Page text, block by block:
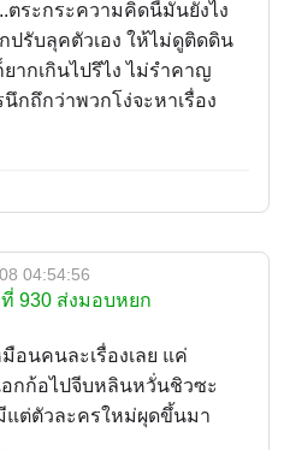
ตระกระความคิดนี้มันยังไง
ปรับลุคตัวเอง ให้ไม่ดูติดดิน
ากเกินไปรึไง ไม่รำคาญ
กถึกว่าพวกโง่จะหาเรื่อง
04:54:56
930 ส่งมอบหยก
อนคนละเรื่องเลย แค่
อกก้อไปจีบหลินหวั่นชิวซะ
แต่ตัวละครใหม่ผุดขึ้นมา